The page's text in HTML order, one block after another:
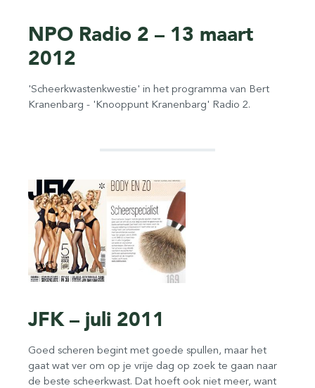
NPO Radio 2 – 13 maart
2012
'Scheerkwastenkwestie' in het programma van Bert
Kranenbarg - 'Knooppunt Kranenbarg' Radio 2.
JFK – juli 2011
Goed scheren begint met goede spullen, maar het
gaat wat ver om op je vrije dag op zoek te gaan naar
de beste scheerkwast. Dat hoeft ook niet meer, want